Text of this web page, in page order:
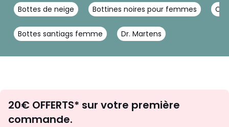
Bottes de neige Bottines noires pour femmes
Bottes santiags femme Dr. Martens
d'inspirations
20€ OFFERTS* sur votre première
commande.